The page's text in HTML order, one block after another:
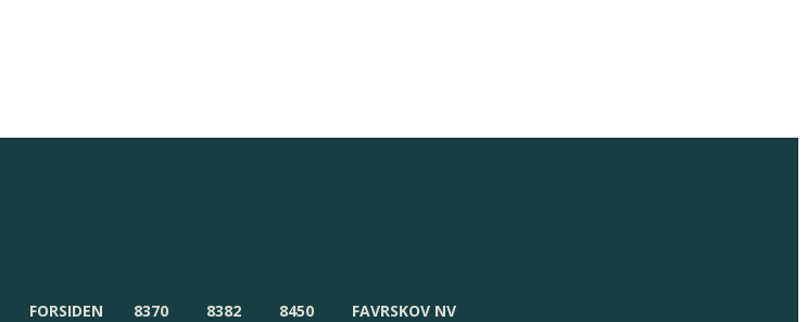
FORSIDEN 8370 8382 8450 FAVRSKOV NV